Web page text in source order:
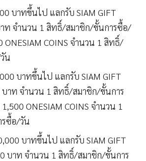
บาทขึ้นไป แลกรับ SIAM GIFT
าท จำนวน 1 สิทธิ์/สมาชิก/ขั้นการซื้อ/
COINS จำนวน 1 สิทธิ์/
น
บาทขึ้นไป แลกรับ SIAM GIFT
บาท จำนวน 1 สิทธิ์/สมาชิก/ขั้นการ
ONESIAM COINS จำนวน 1
ซื้อ/วัน
บาทขึ้นไป แลกรับ SIAM GIFT
บาท จำนวน 1 สิทธิ์/สมาชิก/ขั้นการ